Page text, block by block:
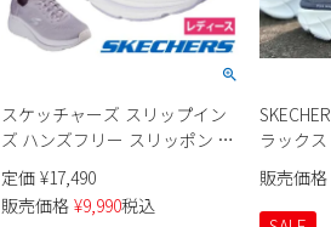
スケッチャーズ スリップイン
ズ ハンズフリー スリッポン ス
ニーカー フィットネスシュー
ズ レディース マックス クッシ
ョニング エリート バニッシュ
定価 ¥17,490
販売価格 ¥9,990税込
ラック
ーブメン
販売価格